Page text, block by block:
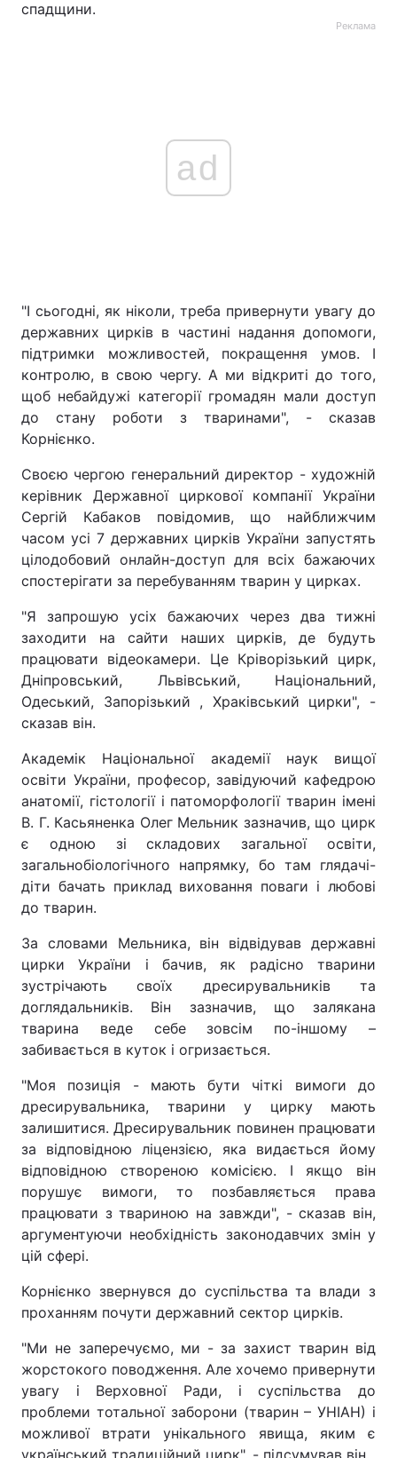
спадщини.
Реклама
ad
"І сьогодні, як ніколи, треба привернути увагу до
державних цирків в частині надання допомоги,
підтримки можливостей, покращення умов. І
контролю, в свою чергу. А ми відкриті до того,
щоб небайдужі категорії громадян мали доступ
до стану роботи з тваринами", - сказав
Корнієнко.
Своєю чергою генеральний директор - художній
керівник Державної циркової компанії України
Сергій Кабаков повідомив, що найближчим
часом усі 7 державних цирків України запустять
цілодобовий онлайн-доступ для всіх бажаючих
спостерігати за перебуванням тварин у цирках.
"Я запрошую усіх бажаючих через два тижні
заходити на сайти наших цирків, де будуть
працювати відеокамери. Це Кріворізький цирк,
Дніпровський, Львівський, Національний,
Одеський, Запорізький , Храківський цирки", -
сказав він.
Академік Національної академії наук вищої
освіти України, професор, завідуючий кафедрою
анатомії, гістології і патоморфології тварин імені
В. Г. Касьяненка Олег Мельник зазначив, що цирк
є одною зі складових загальної освіти,
загальнобіологічного напрямку, бо там глядачі-
діти бачать приклад виховання поваги і любові
до тварин.
За словами Мельника, він відвідував державні
цирки України і бачив, як радісно тварини
зустрічають своїх дресирувальників та
доглядальників. Він зазначив, що залякана
тварина веде себе зовсім по-іншому –
забивається в куток і огризається.
"Моя позиція - мають бути чіткі вимоги до
дресирувальника, тварини у цирку мають
залишитися. Дресирувальник повинен працювати
за відповідною ліцензією, яка видається йому
відповідною створеною комісією. І якщо він
порушує вимоги, то позбавляється права
працювати з твариною на завжди", - сказав він,
аргументуючи необхідність законодавчих змін у
цій сфері.
Корнієнко звернувся до суспільства та влади з
проханням почути державний сектор цирків.
"Ми не заперечуємо, ми - за захист тварин від
жорстокого поводження. Але хочемо привернути
увагу і Верховної Ради, і суспільства до
проблеми тотальної заборони (тварин – УНІАН) і
можливої втрати унікального явища, яким є
український традиційний цирк", - підсумував він.